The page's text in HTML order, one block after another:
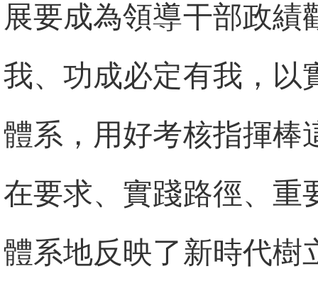
展要成為領導干部政績
我、功成必定有我，以
體系，用好考核指揮棒
在要求、實踐路徑、重
體系地反映了新時代樹